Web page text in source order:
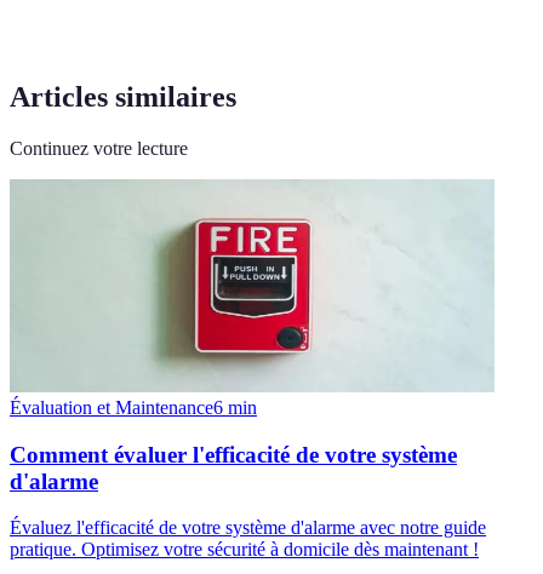
Articles similaires
Continuez votre lecture
Évaluation et Maintenance6 min
Comment évaluer l'efficacité de votre système
d'alarme
Évaluez l'efficacité de votre système d'alarme avec notre guide
pratique. Optimisez votre sécurité à domicile dès maintenant !